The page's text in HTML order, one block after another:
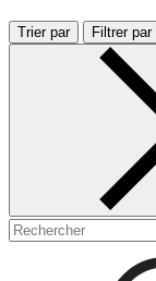
Trier par Filtrer par